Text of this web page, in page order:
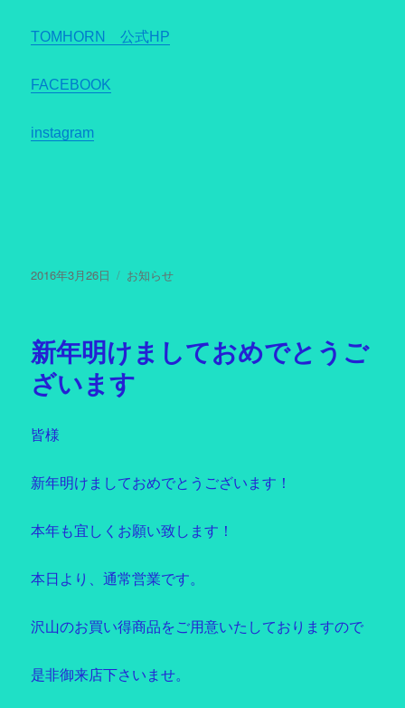
TOMHORN 公式HP
FACEBOOK
instagram
投
2016年3月26日
カ
ー
お知らせ
新年明けましておめでとうご
ざいます
皆様
新年明けましておめでとうございます！
本年も宜しくお願い致します！
本日より、通常営業です。
沢山のお買い得商品をご用意いたしておりますので
是非御来店下さいませ。